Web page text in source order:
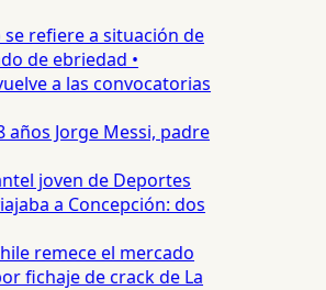
refiere a situación de
de ebriedad •
a las convocatorias
años Jorge Messi, padre
joven de Deportes
a Concepción: dos
remece el mercado
fichaje de crack de La